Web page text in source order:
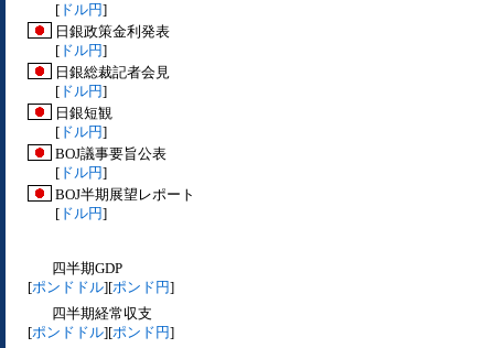
[ ドル円]
日銀政策金利発表
[ ドル円]
日銀総裁記者会見
[ ドル円]
日銀短観
[ ドル円]
BOJ議事要旨公表
[ ドル円]
BOJ半期展望レポート
[ ドル円]
四半期GDP
[ポンドドル][ポンド円]
四半期経常収支
[ポンドドル][ポンド円]